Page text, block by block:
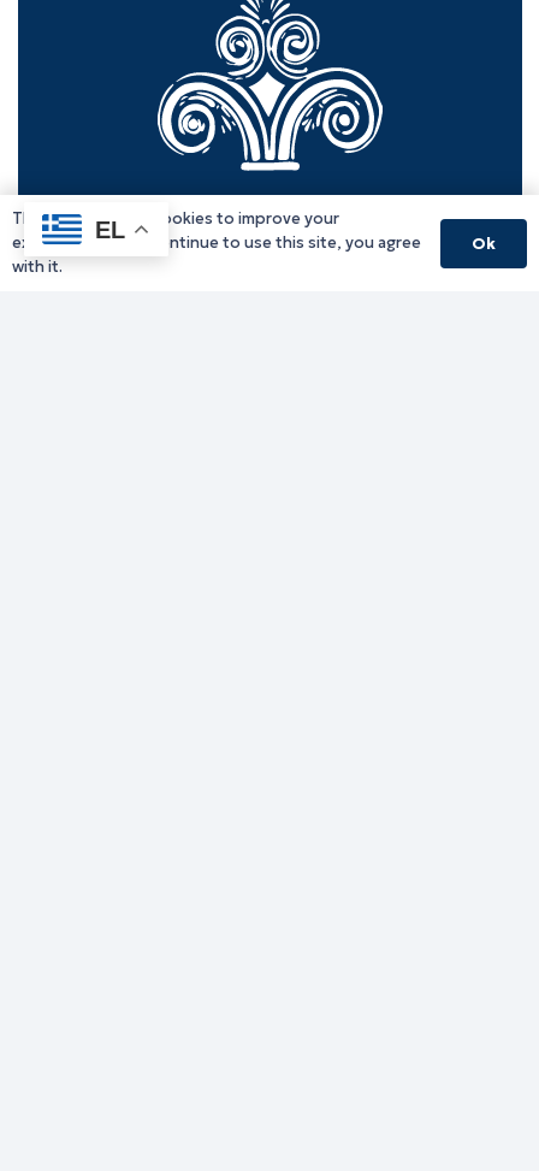
EL
This website uses cookies to improve your
experience. If you continue to use this site, you agree
with it.
Ok